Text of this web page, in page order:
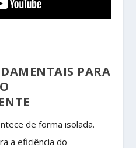
PARA
de forma isolada.
a eficiência do